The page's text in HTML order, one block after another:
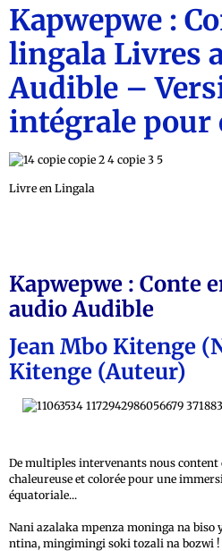
Kapwepwe :
lingala Livres
Audible –
intégrale pour
Livre en Lingala
Kapwepwe : Conte
audio Audible
Jean Mbo Kitenge
Kitenge (Auteur)
De multiples intervenants nous
chaleureuse et colorée pour une
équatoriale...
Nani azalaka mpenza moninga na biso
ntina, mingimingi soki tozali na bozwi